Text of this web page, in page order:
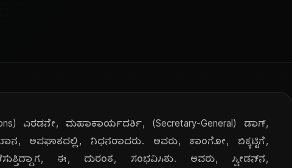
ಎರಡನೇ, ಮಹಾಕಾರ್ಯದರ್ಶಿ, (Secretary-General) ಡಾಗ್,
ಅಪಘಾತದಲ್ಲಿ, ನಿಧನರಾದರು. ಅವರು, ಕಾಂಗೋ, ಬಿಕ್ಕಟ್ಟಿಗೆ,
ಈ, ದುರಂತ, ಸಂಭವಿಸಿತು. ಅವರು, ಸ್ವೀಡನ್‌ನ,